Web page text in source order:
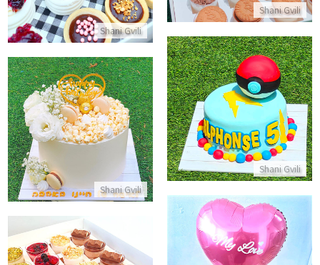
Shani Gvili
Shani Gvili
Shani Gvili
עוגת פוקימון
התקשר/י
Shani Gvili
עוגת יום הולדת לאמא
התקשר/י
מארז בלונים מתוקים ליום האהבה